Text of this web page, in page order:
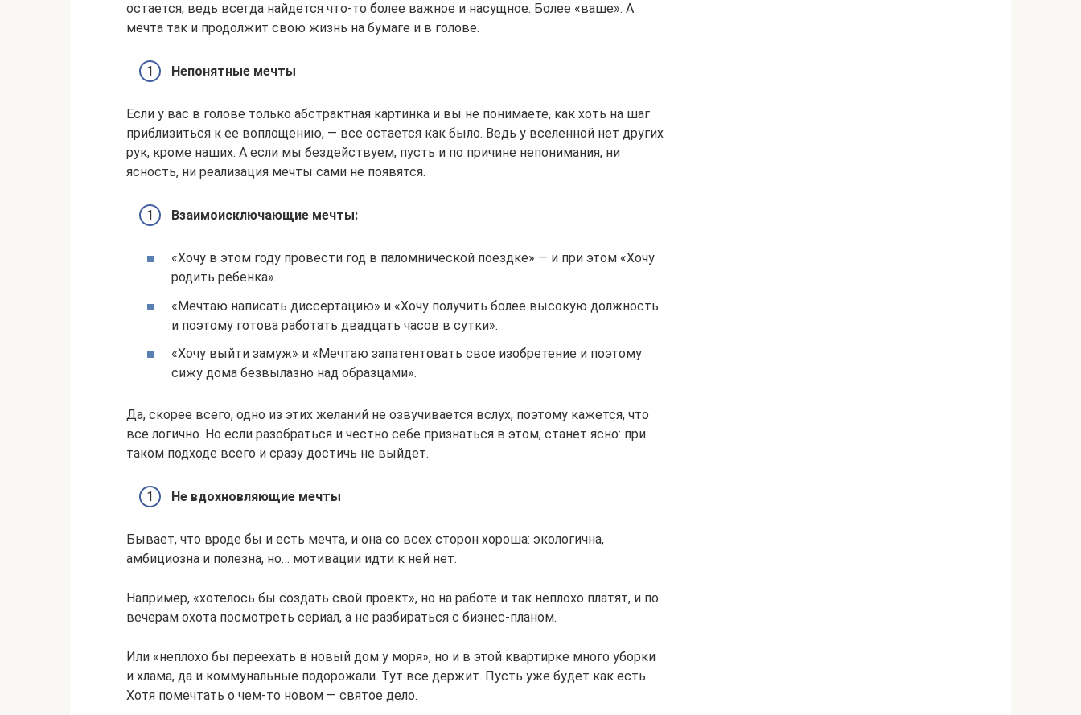
остается, ведь всегда найдется что-то более важное и насущное. Более «ваше». А
мечта так и продолжит свою жизнь на бумаге и в голове.
Непонятные мечты
Если у вас в голове только абстрактная картинка и вы не понимаете, как хоть на шаг
приблизиться к ее воплощению, — все остается как было. Ведь у вселенной нет других
рук, кроме наших. А если мы бездействуем, пусть и по причине непонимания, ни
ясность, ни реализация мечты сами не появятся.
Взаимоисключающие мечты:
«Хочу в этом году провести год в паломнической поездке» — и при этом «Хочу
родить ребенка».
«Мечтаю написать диссертацию» и «Хочу получить более высокую должность
и поэтому готова работать двадцать часов в сутки».
«Хочу выйти замуж» и «Мечтаю запатентовать свое изобретение и поэтому
сижу дома безвылазно над образцами».
Да, скорее всего, одно из этих желаний не озвучивается вслух, поэтому кажется, что
все логично. Но если разобраться и честно себе признаться в этом, станет ясно: при
таком подходе всего и сразу достичь не выйдет.
Не вдохновляющие мечты
Бывает, что вроде бы и есть мечта, и она со всех сторон хороша: экологична,
амбициозна и полезна, но… мотивации идти к ней нет.
Например, «хотелось бы создать свой проект», но на работе и так неплохо платят, и по
вечерам охота посмотреть сериал, а не разбираться с бизнес-планом.
Или «неплохо бы переехать в новый дом у моря», но и в этой квартирке много уборки
и хлама, да и коммунальные подорожали. Тут все держит. Пусть уже будет как есть.
Хотя помечтать о чем-то новом — святое дело.